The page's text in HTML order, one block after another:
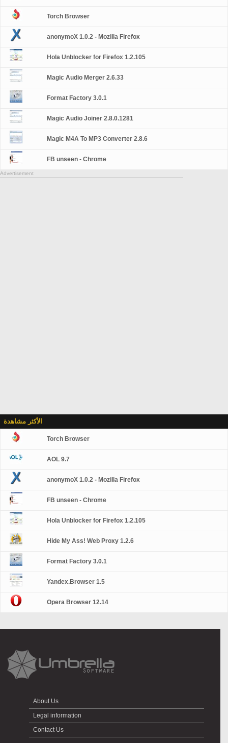
Torch Browser
anonymoX 1.0.2 - Mozilla Firefox
Hola Unblocker for Firefox 1.2.105
Magic Audio Merger 2.6.33
Format Factory 3.0.1
Magic Audio Joiner 2.8.0.1281
Magic M4A To MP3 Converter 2.8.6
FB unseen - Chrome
Advertisement
الأكثر مشاهدة
Torch Browser
AOL 9.7
anonymoX 1.0.2 - Mozilla Firefox
FB unseen - Chrome
Hola Unblocker for Firefox 1.2.105
Hide My Ass! Web Proxy 1.2.6
Format Factory 3.0.1
Yandex.Browser 1.5
Opera Browser 12.14
About Us
Legal information
Contact Us